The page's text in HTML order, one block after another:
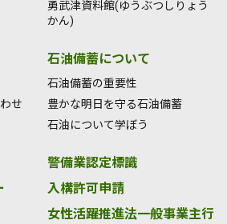
勇武津資料館(ゆうぶつしりょう
かん)
せ
石油備蓄について
石油備蓄の重要性
豊かな明日を守る石油備蓄
石油について学ぼう
警備業認定標識
入構許可申請
女性活躍推進法一般事業主行